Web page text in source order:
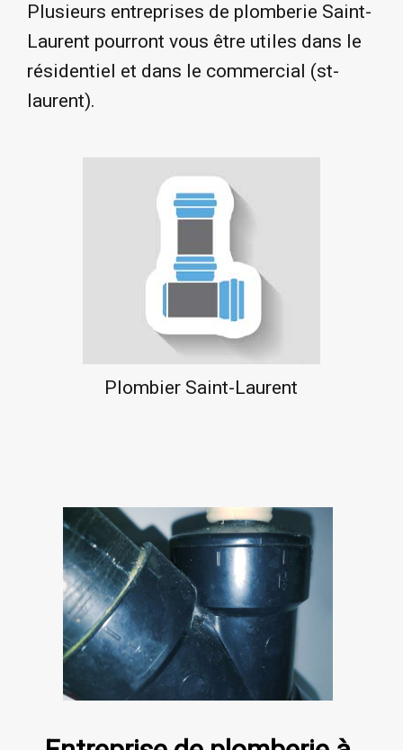
Plusieurs entreprises de plomberie Saint-
Laurent pourront vous être utiles dans le
résidentiel et dans le commercial (st-
laurent).
Plombier Saint-Laurent